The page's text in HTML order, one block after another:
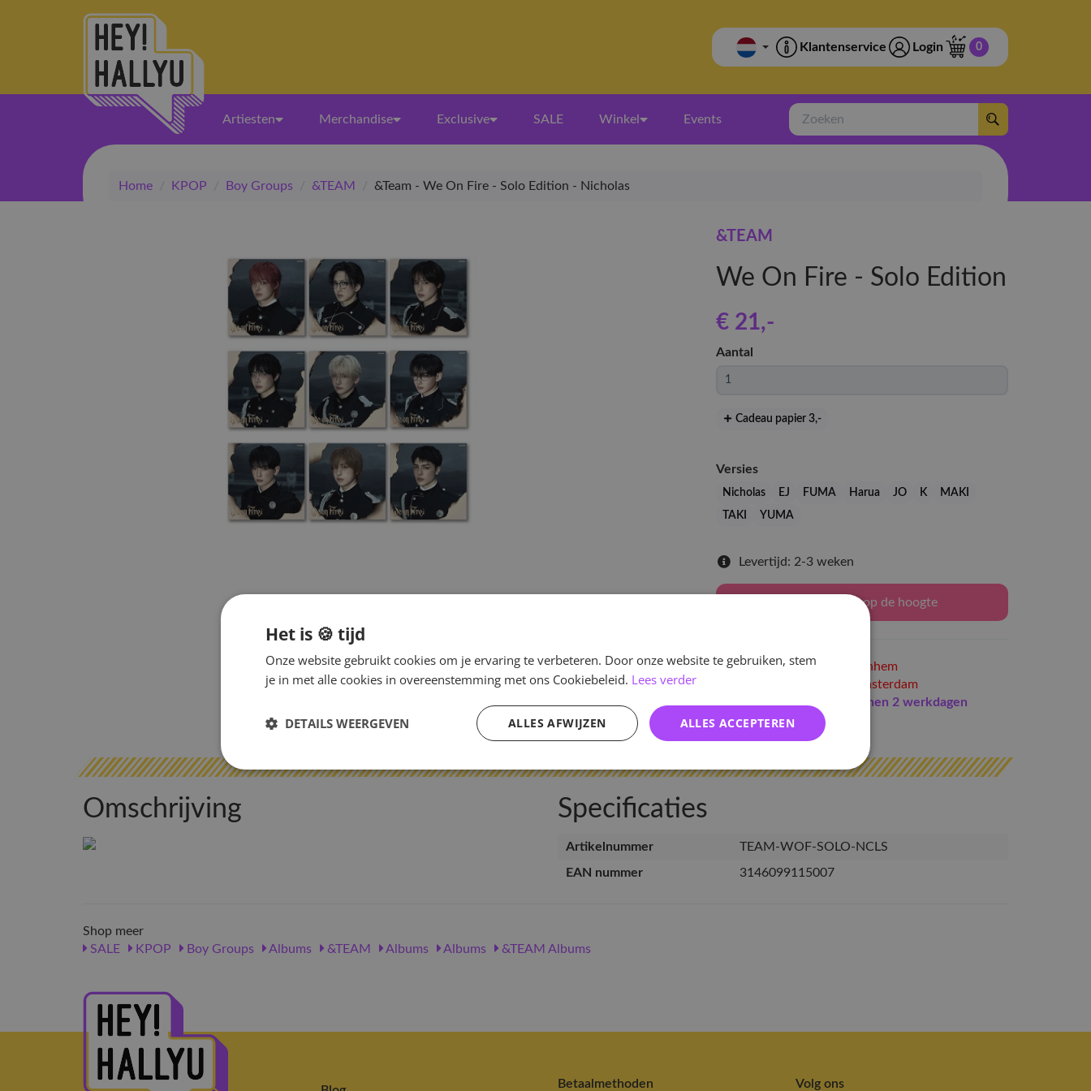
Klantenservice Login 0
Artiesten Merchandise Exclusive SALE Winkel Events
Zoeken
Home / KPOP / Boy Groups / &TEAM / &Team - We On Fire - Solo Edition - Nicholas
&TEAM
We On Fire - Solo Edition
€ 21,-
Aantal
Cadeau papier 3,-
Versies
Nicholas EJ FUMA Harua JO K
MAKI
TAKI
YUMA
Levertijd: 2-3 weken
Houd mij op de hoogte
Niet op voorraad
in Arnhem
in Amsterdam
binnen 2 werkdagen
verzonden
Omschrijving Specificaties
Artikelnummer
TEAM-WOF-SOLO-NCLS
EAN nummer
3146099115007
Shop meer
SALE
KPOP Boy Groups Albums &TEAM Albums Albums &TEAM Albums
Betaalmethoden Volg ons
Het is 🍪 tijd
Onze website gebruikt cookies om je ervaring te verbeteren. Door onze website te gebruiken, stem
je in met alle cookies in overeenstemming met ons Cookiebeleid. Lees verder
ALLES ACCEPTEREN
ALLES AFWIJZEN
DETAILS WEERGEVEN